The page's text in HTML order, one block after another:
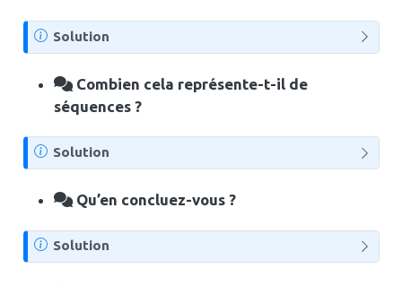
N
o
t
Solution
Combien cela représente-t-il de
séquences ?
N
o
t
Solution
Qu’en concluez-vous ?
N
o
Solution